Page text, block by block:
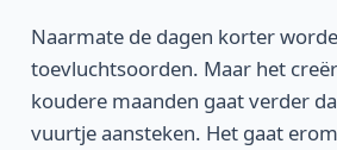
Naarmate de dagen korter
toevluchtsoorden. Maar het
koudere maanden gaat verder
vuurtje aansteken. Het gaat